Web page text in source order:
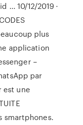
... 10/12/2019 ·
plus
application
–
par
est une
smartphones.